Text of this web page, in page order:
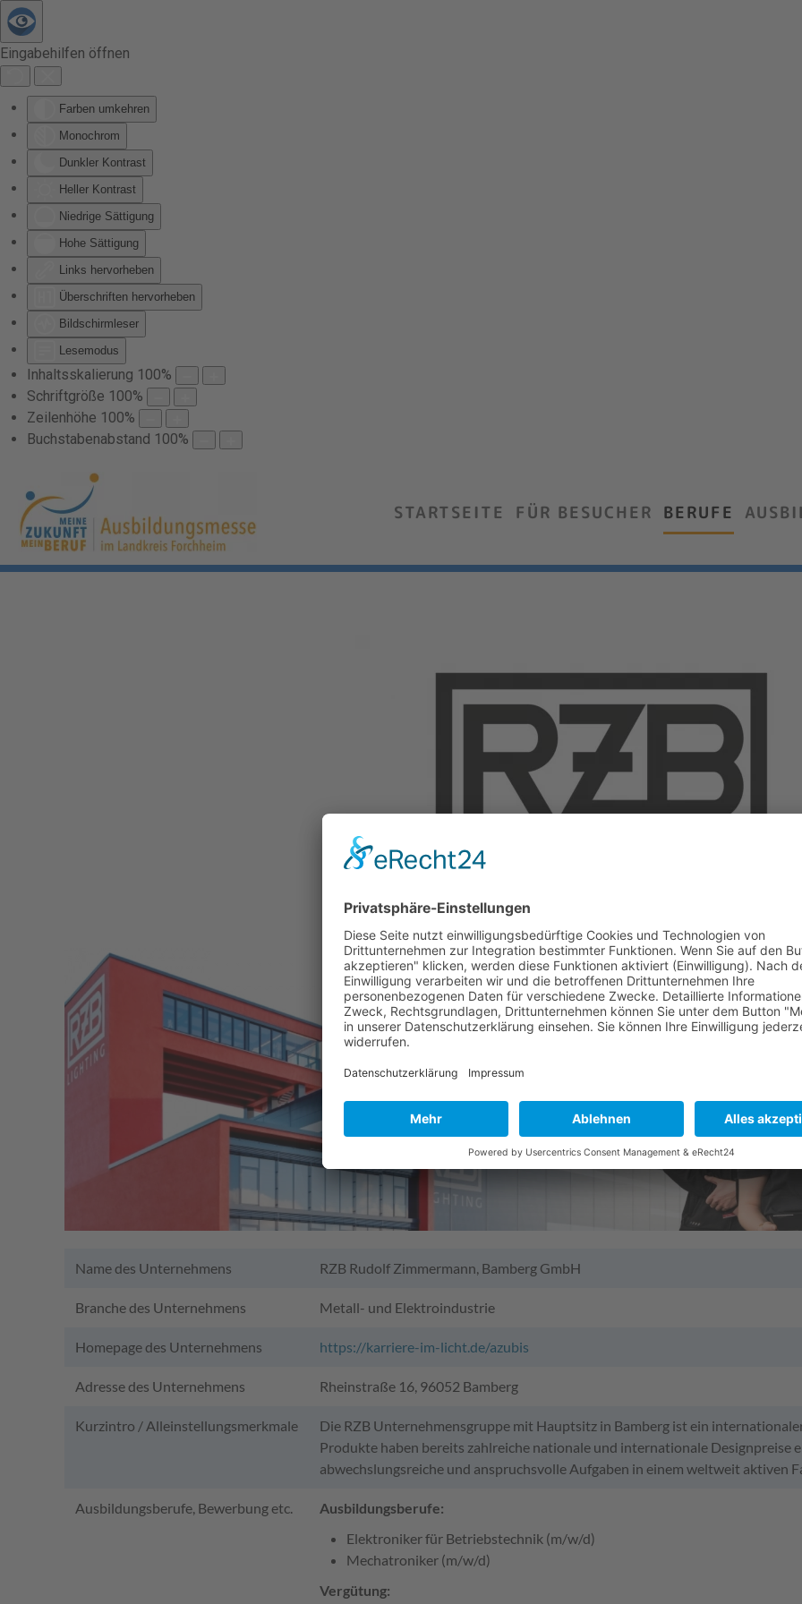
Eingabehilfen öffnen
Farben umkehren
Monochrom
Dunkler Kontrast
Heller Kontrast
Niedrige Sättigung
Hohe Sättigung
Links hervorheben
Überschriften hervorheben
Bildschirmleser
Lesemodus
Inhaltsskalierung 100%
Schriftgröße 100%
Zeilenhöhe 100%
Buchstabenabstand 100%
Zum Hauptinhalt springen
STARTSEITE FÜR BESUCHER BERUFE
Name des Unternehmens RZB Rudolf Zimmermann, Bamberg GmbH
Branche des Unternehmens Metall- und Elektroindustrie
Homepage des Unternehmens https://karriere-im-licht.de/azubis
Adresse des Unternehmens Rheinstraße 16, 96052 Bamberg
Kurzintro / Alleinstellungsmerkmale
Die RZB Unternehmensgruppe mit Hauptsitz in Bamberg ist ein
Produkte haben bereits zahlreiche nationale und internationale Designpreise
abwechslungsreiche und anspruchsvolle Aufgaben in einem weltweit
Ausbildungsberufe, Bewerbung etc.
Ausbildungsberufe:
Elektroniker für Betriebstechnik (m/w/d)
Mechatroniker (m/w/d)
Vergütung: